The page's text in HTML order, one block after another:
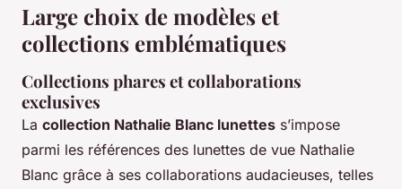
Large choix de modèles et
collections emblématiques
Collections phares et collaborations
exclusives
La collection Nathalie Blanc lunettes s’impose
parmi les références des lunettes de vue Nathalie
Blanc grâce à ses collaborations audacieuses, telles